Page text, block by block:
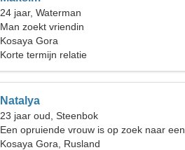
24 jaar, Waterman
Man zoekt vriendin
Kosaya Gora
Korte termijn relatie
Natalya
23 jaar oud, Steenbok
Een opruiende vrouw is op zoek naar een
duurzame relatie
Kosaya Gora, Rusland